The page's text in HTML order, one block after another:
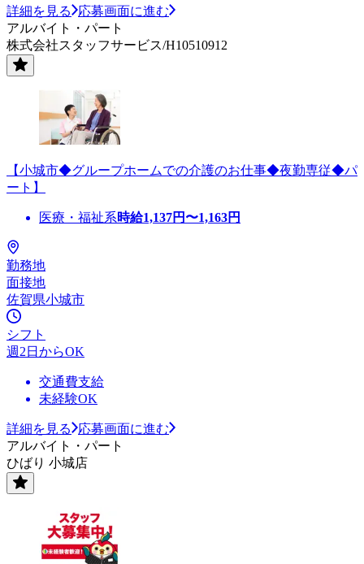
詳細を見る
応募画面に進む
アルバイト・パート
株式会社スタッフサービス/H10510912
【小城市◆グループホームでの介護のお仕事◆夜勤専従◆パ
ート】
医療・福祉系時給1,137円〜1,163円
勤務地
面接地
佐賀県小城市
シフト
週2日からOK
交通費支給
未経験OK
詳細を見る
応募画面に進む
アルバイト・パート
ひばり 小城店